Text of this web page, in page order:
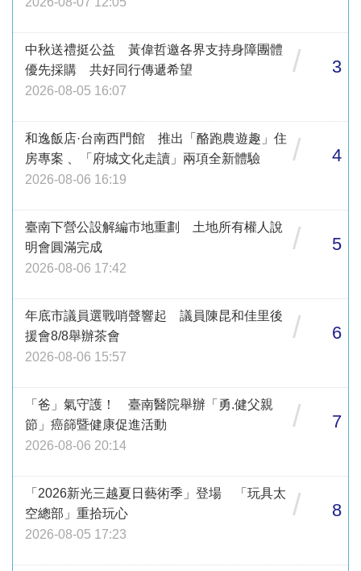
中秋送禮挺公益 黃偉哲邀各界支持身障團體
優先採購 共好同行傳遞希望
2026-08-05 16:07
/ 3
和逸飯店·台南西門館 推出「酪跑農遊趣」住
房專案 、「府城文化走讀」兩項全新體驗
2026-08-06 16:19
/ 4
臺南下營公設解編市地重劃 土地所有權人說
明會圓滿完成
2026-08-06 17:42
/ 5
年底市議員選戰哨聲響起 議員陳昆和佳里後
援會8/8舉辦茶會
2026-08-06 15:57
/ 6
「爸」氣守護！ 臺南醫院舉辦「勇.健父親
節」癌篩暨健康促進活動
2026-08-06 20:14
/ 7
「2026新光三越夏日藝術季」登場 「玩具太
空總部」重拾玩心
2026-08-05 17:23
/ 8